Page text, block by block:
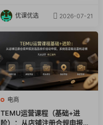
优课优选 2026-07-21
电商
TEMU运营课程（基础+进
阶）：从店铺注册合规申报到